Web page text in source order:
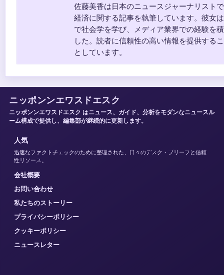
佐藤美香は日本のニュースジャーナリスト
経済に関する記事を執筆しています。彼女
で社会学を学び、メディア業界での経験を
した。読者に信頼性の高い情報を提供する
としています。
ニッポンンエワスドエスク
ニッポンンエワスドエスク はニュース、ガイド、分析をモダンなニュースル
ーム構成で提供し、編集部が継続的に更新します。
人気
迅速なファクトチェックのために整理された、日々のデスク・ブリーフと信頼
性リソース。
会社概要
お問い合わせ
私たちのストーリー
プライバシーポリシー
クッキーポリシー
ニュースレター